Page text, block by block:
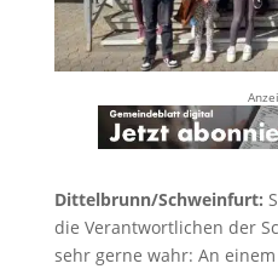
Dittelbrunn/Schweinfurt:
die Verantwortlichen der
sehr gerne wahr: An